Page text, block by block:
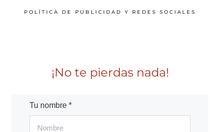
POLÍTICA DE PUBLICIDAD Y REDES SOCIALES
¡No te pierdas nada!
Tu nombre *